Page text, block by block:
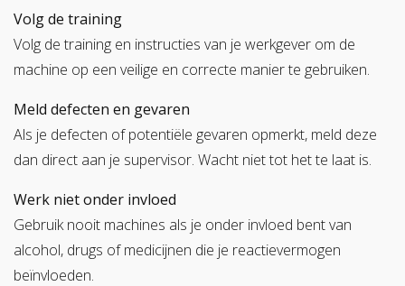
Volg de training
Volg de training en instructies van je werkgever om de
machine op een veilige en correcte manier te gebruiken.
Meld defecten en gevaren
Als je defecten of potentiële gevaren opmerkt, meld deze
dan direct aan je supervisor. Wacht niet tot het te laat is.
Werk niet onder invloed
Gebruik nooit machines als je onder invloed bent van
alcohol, drugs of medicijnen die je reactievermogen
beïnvloeden.